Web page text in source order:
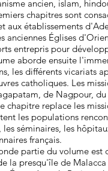
ancien, islam,
chapitres sont
aux établissements
anciennes Églises
entrepris pour
aborde ensuite
les différents vicariats
catholiques. Les
de Nagpour,
chapitre replace les
les populations
les séminaires, les
français.
partie du volume est
la presqu'île de